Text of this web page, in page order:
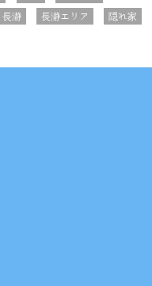
長瀞 長瀞エリア
隠れ家